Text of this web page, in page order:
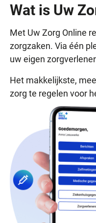
Wat is Uw
Met Uw Zorg Online
zorgzaken. Via één
uw eigen
Het makkelijkste,
zorg te regelen voor